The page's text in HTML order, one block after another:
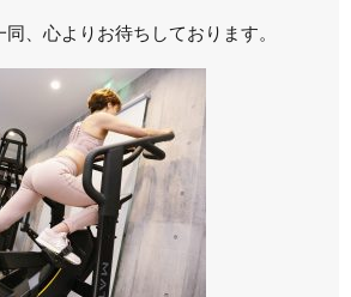
、心よりお待ちしております。